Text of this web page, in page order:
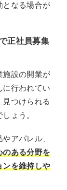
となる場合が
正社員募集
施設の開業が
行われてい
つけられる
ょう。
アパレル、
のある分野を
ンを維持しや